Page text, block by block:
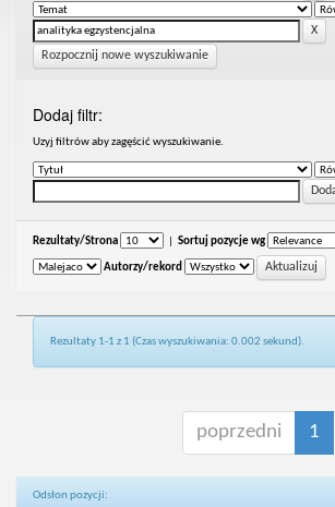
Rozpocznij nowe wyszukiwanie
Dodaj filtr:
Uzyj filtrów aby zagęścić wyszukiwanie.
Rezultaty/Strona Sortuj pozycje wg
Autorzy/rekord
Rezultaty 1-1 z 1 (Czas wyszukiwania: 0.002 sekund).
poprzedni 1
Odsłon pozycji: